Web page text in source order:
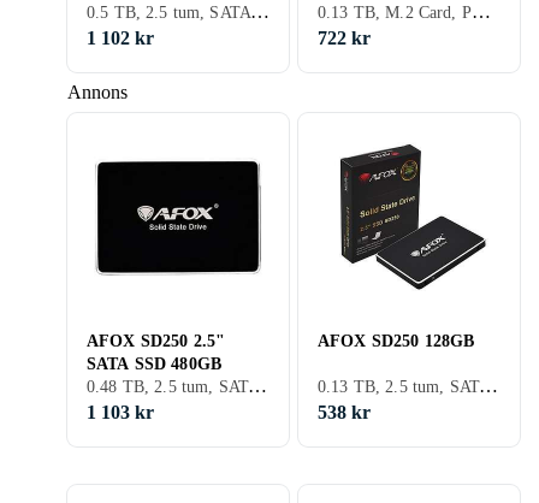
Annons
0.5 TB, 2.5 tum, SATA III (6Gb/s)
1 102 kr
0.13 TB, M.2 Card, PCIe Gen4 x4 NVMe
722 kr
AFOX SD250 2.5"
SATA SSD 480GB
0.48 TB, 2.5 tum, SATA III (6Gb/s), S-ATA
1 103 kr
AFOX SD250 128GB
0.13 TB, 2.5 tum, SATA III (6Gb/s)
538 kr